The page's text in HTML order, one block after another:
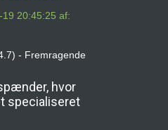
20:45:25 af:
- Fremragende
hvor
specialiseret